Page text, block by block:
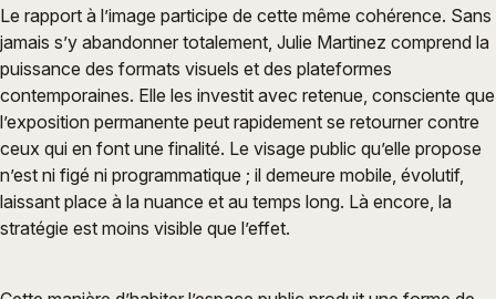
Le rapport à l’image participe de cette même cohérence. Sans
jamais s’y abandonner totalement, Julie Martinez comprend la
puissance des formats visuels et des plateformes
contemporaines. Elle les investit avec retenue, consciente que
l’exposition permanente peut rapidement se retourner contre
ceux qui en font une finalité. Le visage public qu’elle propose
n’est ni figé ni programmatique ; il demeure mobile, évolutif,
laissant place à la nuance et au temps long. Là encore, la
stratégie est moins visible que l’effet.